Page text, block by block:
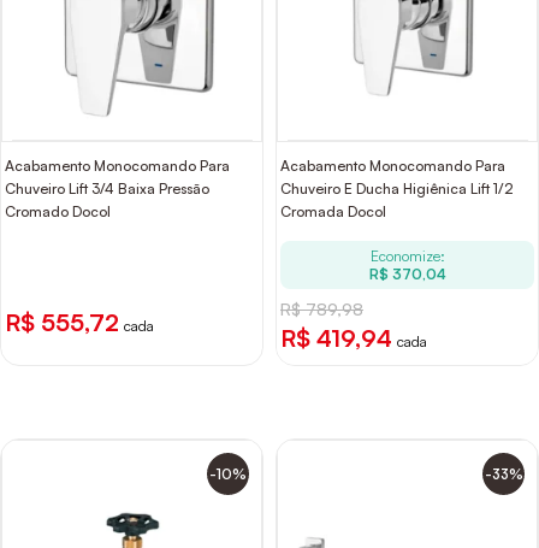
Acabamento Monocomando Para
Chuveiro Lift 3/4 Baixa Pressão
Cromado Docol
R$ 555,72 cada
Acabamento Monocomando Para
Chuveiro E Ducha Higiênica Lift 1/2
Cromada Docol
Economize:
R$ 370,04
R$ 789,98
R$ 419,94 cada
-10% -33%